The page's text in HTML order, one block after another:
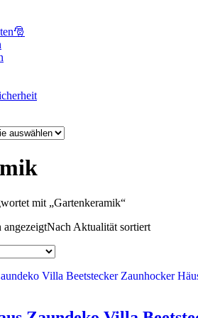
mit „Gartenkeramik“
angezeigtNach Aktualität sortiert